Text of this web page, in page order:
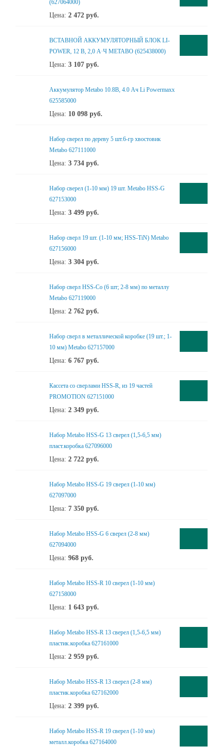
(627064000)
Цена: 2 472 руб.
ВСТАВНОЙ АККУМУЛЯТОРНЫЙ БЛОК LI-
POWER, 12 В, 2,0 А·Ч METABO (625438000)
Цена: 3 107 руб.
Аккумулятор Metabo 10.8В, 4.0 Ач Li Powermaxx
625585000
Цена: 10 098 руб.
Набор сверел по дереву 5 шт.6-гр хвостовик
Metabo 627111000
Цена: 3 734 руб.
Набор сверел (1-10 мм) 19 шт. Metabo HSS-G
627153000
Цена: 3 499 руб.
Набор сверл 19 шт. (1-10 мм; HSS-TiN) Metabo
627156000
Цена: 3 304 руб.
Набор сверл HSS-Co (6 шт; 2-8 мм) по металлу
Metabo 627119000
Цена: 2 762 руб.
Набор сверл в металлической коробке (19 шт.; 1-
10 мм) Metabo 627157000
Цена: 6 767 руб.
Кассета со сверлами HSS-R, из 19 частей
PROMOTION 627151000
Цена: 2 349 руб.
Набор Metabo HSS-G 13 сверел (1,5-6,5 мм)
пласт.коробка 627096000
Цена: 2 722 руб.
Набор Metabo HSS-G 19 сверел (1-10 мм)
627097000
Цена: 7 350 руб.
Набор Metabo HSS-G 6 сверел (2-8 мм)
627094000
Цена: 968 руб.
Набор Metabo HSS-R 10 сверел (1-10 мм)
627158000
Цена: 1 643 руб.
Набор Metabo HSS-R 13 сверел (1,5-6,5 мм)
пластик.коробка 627161000
Цена: 2 959 руб.
Набор Metabo HSS-R 13 сверел (2-8 мм)
пластик.коробка 627162000
Цена: 2 399 руб.
Набор Metabo HSS-R 19 сверел (1-10 мм)
металл.коробка 627164000